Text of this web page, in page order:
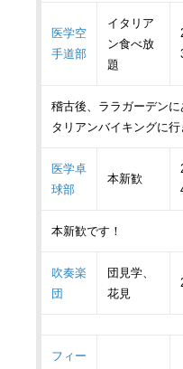
医学空
手道部
イタリア
ン食べ放
題
稽古後、ララガーデン
タリアンバイキングに行
医学卓
球部
本新歓
本新歓です！
吹奏楽
団
団見学、
花見
フィー